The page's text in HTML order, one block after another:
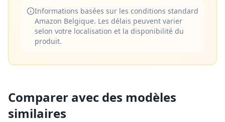
Informations basées sur les conditions standard
Amazon Belgique. Les délais peuvent varier
selon votre localisation et la disponibilité du
produit.
Comparer avec des modèles
similaires